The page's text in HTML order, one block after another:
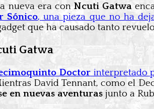
nueva era conNcuti Gatwa
Sónico, una pieza que no ha
que ha causado tanto
Gatwa
Doctorinterpretado
David Tennant, como el
en nuevas aventurasjunto a